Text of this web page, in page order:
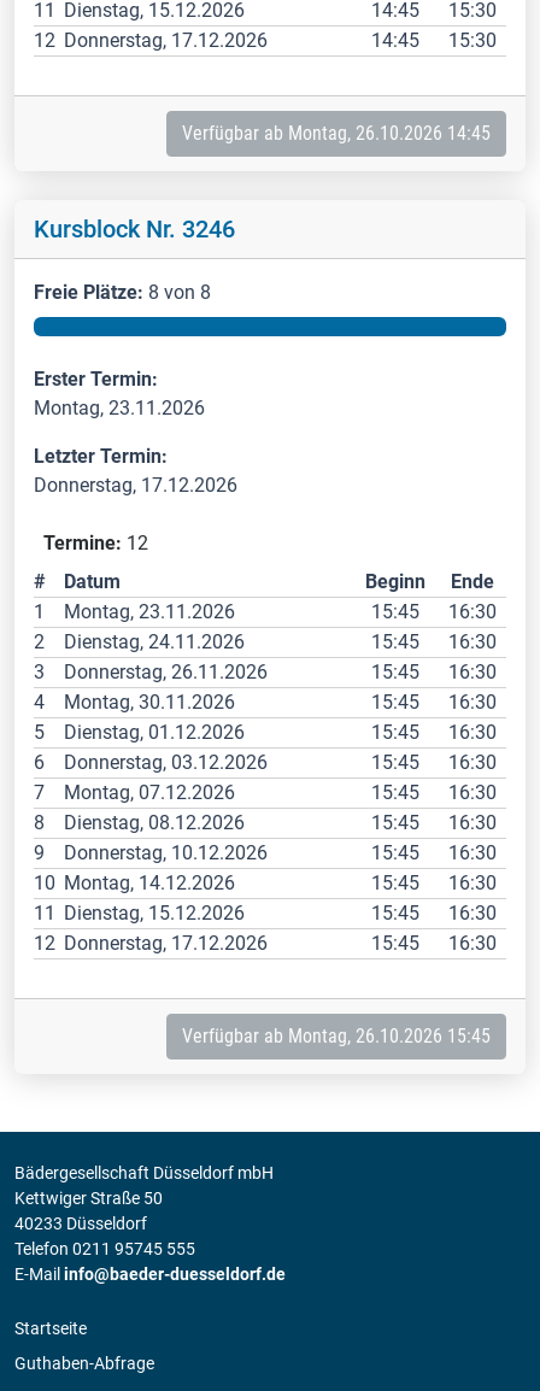
11
Dienstag, 15.12.2026 14:45
15:30
12 Donnerstag, 17.12.2026 14:45 15:30
Verfügbar ab Montag, 26.10.2026 14:45
Kursblock Nr. 3246
Freie Plätze: 8 von 8
Erster Termin:
Montag, 23.11.2026
Letzter Termin:
Donnerstag, 17.12.2026
Termine: 12
#
Datum Beginn
Ende
1
Montag, 23.11.2026 15:45
16:30
2
Dienstag, 24.11.2026 15:45
16:30
3
Donnerstag, 26.11.2026 15:45
16:30
4
Montag, 30.11.2026 15:45
16:30
5
Dienstag, 01.12.2026 15:45
16:30
6
Donnerstag, 03.12.2026 15:45
16:30
7
Montag, 07.12.2026 15:45
16:30
8
Dienstag, 08.12.2026 15:45
16:30
9
Donnerstag, 10.12.2026 15:45
16:30
10 Montag, 14.12.2026 15:45
16:30
11
Dienstag, 15.12.2026 15:45
16:30
12 Donnerstag, 17.12.2026 15:45 16:30
Verfügbar ab Montag, 26.10.2026 15:45
Bädergesellschaft Düsseldorf mbH
Kettwiger Straße 50
40233 Düsseldorf
Telefon 0211 95745 555
E-Mail info@baeder-duesseldorf.de
Startseite
Guthaben-Abfrage